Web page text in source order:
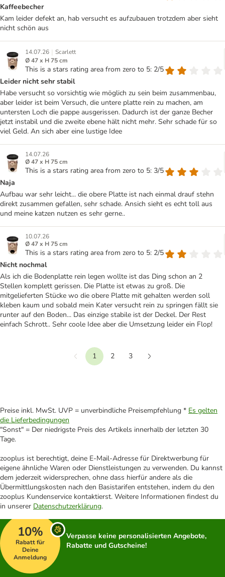
Kaffeebecher
Kam leider defekt an, hab versucht es aufzubauen trotzdem aber sieht
nicht schön aus
14.07.26 | Scarlett
Ø 47 x H 75 cm
This is a stars rating area from zero to 5: 2/5
Leider nicht sehr stabil
Habe versucht so vorsichtig wie möglich zu sein beim zusammenbau,
aber leider ist beim Versuch, die untere platte rein zu machen, am
untersten Loch die pappe ausgerissen. Dadurch ist der ganze Becher
jetzt instabil und die zweite ebene hält nicht mehr. Sehr schade für so
viel Geld. An sich aber eine lustige Idee
14.07.26
Ø 47 x H 75 cm
This is a stars rating area from zero to 5: 3/5
Naja
Aufbau war sehr leicht... die obere Platte ist nach einmal drauf stehn
direkt zusammen gefallen, sehr schade. Ansich sieht es echt toll aus
und meine katzen nutzen es sehr gerne..
10.07.26
Ø 47 x H 75 cm
This is a stars rating area from zero to 5: 2/5
Nicht nochmal
Als ich die Bodenplatte rein legen wollte ist das Ding schon an 2
Stellen komplett gerissen. Die Platte ist etwas zu groß. Die
mitgelieferten Stücke wo die obere Platte mit gehalten werden soll
kleben kaum und sobald mein Kater versucht rein zu springen fällt sie
runter auf den Boden... Das einzige stabile ist der Deckel. Der Rest
einfach Schrott.. Sehr coole Idee aber die Umsetzung leider ein Flop!
Vorherige
1 2
3
Preise inkl. MwSt. UVP = unverbindliche Preisempfehlung * Es gelten
die Lieferbedingungen
"Sonst" = Der niedrigste Preis des Artikels innerhalb der letzten 30
Tage.
zooplus ist berechtigt, deine E-Mail-Adresse für Direktwerbung für
eigene ähnliche Waren oder Dienstleistungen zu verwenden. Du kannst
dem jederzeit widersprechen, ohne dass hierfür andere als die
Übermittlungskosten nach den Basistarifen entstehen, indem du den
zooplus Kundenservice kontaktierst. Weitere Informationen findest du
in unserer Datenschutzerklärung.
10%
Rabatt für
Deine
Anmeldung
Verpasse keine personalisierten Angebote,
Rabatte und Gutscheine!